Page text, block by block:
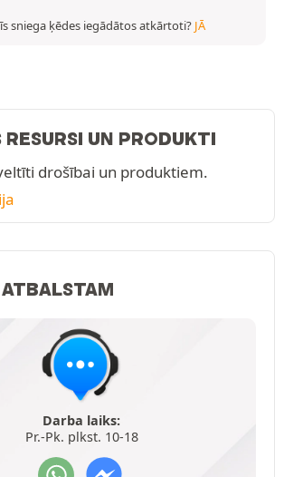
sniega ķēdes iegādātos atkārtoti? JĀ
RESURSI UN PRODUKTI
drošībai un produktiem.
Darba laiks:
Pr.-Pk. plkst. 10-18